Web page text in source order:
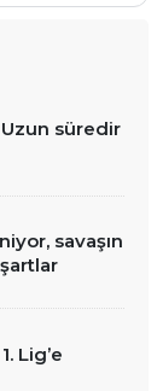
Uzun süredir
savaşın
Lig’e